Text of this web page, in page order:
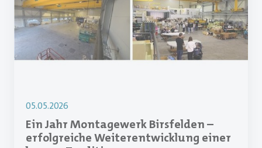
05.05.2026
Ein Jahr Montagewerk Birsfelden –
erfolgreiche Weiterentwicklung einer